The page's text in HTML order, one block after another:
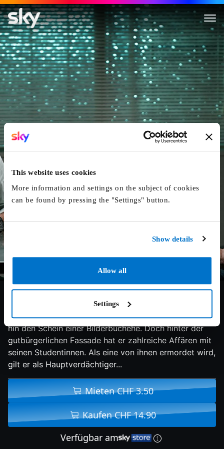
This website uses cookies
More information and settings on the subject of cookies
can be found by pressing the "Settings" button.
Show details
Allow all
Settings
Spinning Man
5.6/10 2018 100 min Thriller
Philosophie-Professor Evan Birch pflegt nach aussen
hin den Schein einer Bilderbuchehe. Doch hinter der
gutbürgerlichen Fassade hat er zahlreiche Affären mit
seinen Studentinnen. Als eine von ihnen ermordet wird,
gilt er als Hauptverdächtiger...
Mieten CHF 3.50
Kaufen CHF 14.90
Verfügbar am